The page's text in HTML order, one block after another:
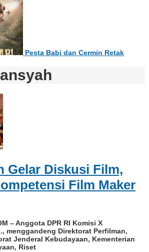
Pesta Babi dan Cermin Retak
Gelar Diskusi Film,
Film Maker
– Anggota DPR RI Komisi X
menggandeng Direktorat Perfilman,
Jenderal Kebudayaan, Kementerian
Riset